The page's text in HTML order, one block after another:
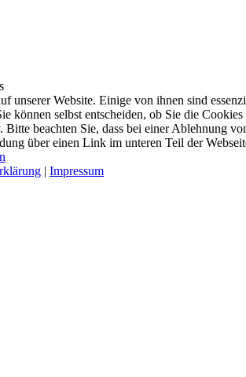
unserer Website. Einige von ihnen sind
können selbst entscheiden, ob Sie die
Bitte beachten Sie, dass bei einer Ablehnung
über einen Link im unteren Teil der
| Impressum